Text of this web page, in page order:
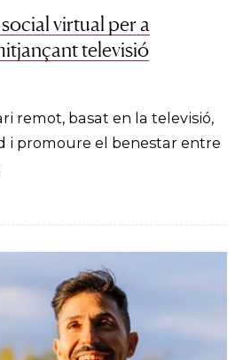
virtual per a
televisió
remot, basat en la televisió,
i promoure el benestar entre